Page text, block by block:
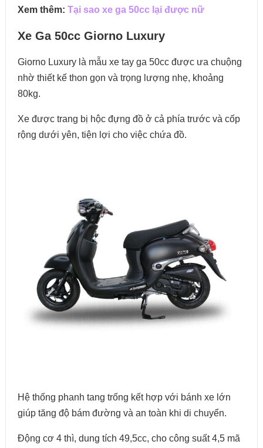
Xem thêm: Tại sao xe ga 50cc lại được nữ
Xe Ga 50cc Giorno Luxury
Giorno Luxury là mẫu xe tay ga 50cc được ưa chuộng
nhờ thiết kế thon gọn và trọng lượng nhẹ, khoảng
80kg.
Xe được trang bị hộc đựng đồ ở cả phía trước và cốp
rộng dưới yên, tiện lợi cho việc chứa đồ.
Hệ thống phanh tang trống kết hợp với bánh xe lớn
giúp tăng độ bám đường và an toàn khi di chuyển.
Động cơ 4 thì, dung tích 49,5cc, cho công suất 4,5 mã